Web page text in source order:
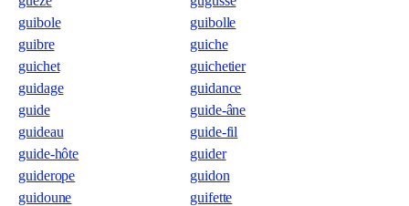
guibole
guibolle
guibre
guiche
guichet
guichetier
guidage
guidance
guide
guide-âne
guideau
guide-fil
guide-hôte
guider
guiderope
guidon
guidoune
guifette